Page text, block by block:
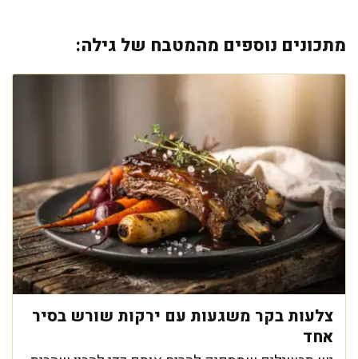
מתכונים נוספים מהמטבח של גילה:
צלעות בקר משגעות עם ירקות שורש בסיר
אחד